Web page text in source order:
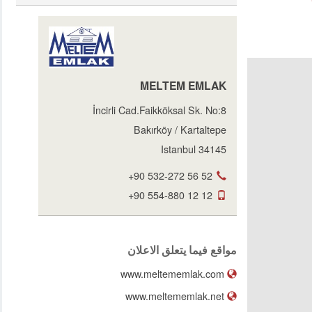
MELTEM EMLAK
İncirli Cad.Faikköksal Sk. No:8
Bakırköy / Kartaltepe
34145 Istanbul
+90 532-272 56 52
+90 554-880 12 12
مواقع فيما يتعلق الاعلان
www.meltememlak.net